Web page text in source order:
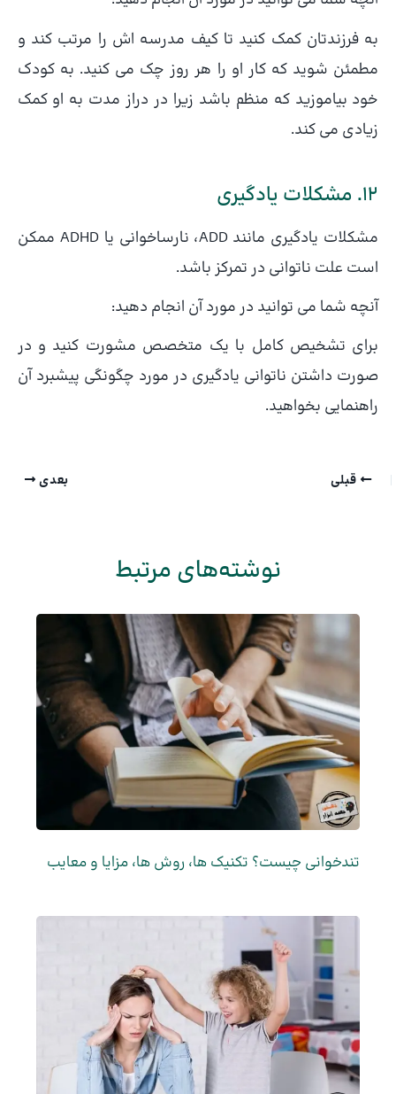
به فرزندتان کمک کنید تا کیف مدرسه اش را مرتب کند و
مطمئن شوید که کار او را هر روز چک می کنید. به کودک
خود بیاموزید که منظم باشد زیرا در دراز مدت به او کمک
زیادی می کند.
12. مشکلات یادگیری
مشکلات یادگیری مانند ADD، نارساخوانی یا ADHD ممکن
است علت ناتوانی در تمرکز باشد.
آنچه شما می توانید در مورد آن انجام دهید:
برای تشخیص کامل با یک متخصص مشورت کنید و در
صورت داشتن ناتوانی یادگیری در مورد چگونگی پیشبرد آن
راهنمایی بخواهید.
قبلی بعدی
نوشته‌های مرتبط
تندخوانی چیست؟ تکنیک ها، روش ها، مزایا و معایب